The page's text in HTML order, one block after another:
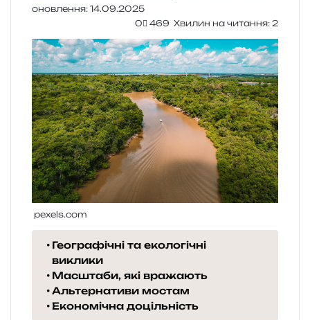
оновлення: 14.09.2025
0
469 Хвилин на читання: 2
pexels.com
Географічні та екологічні
виклики
Масштаби, які вражають
Альтернативи мостам
Економічна доцільність